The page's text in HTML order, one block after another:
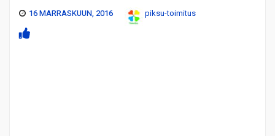
16 MARRASKUUN, 2016 piksu-toimitus